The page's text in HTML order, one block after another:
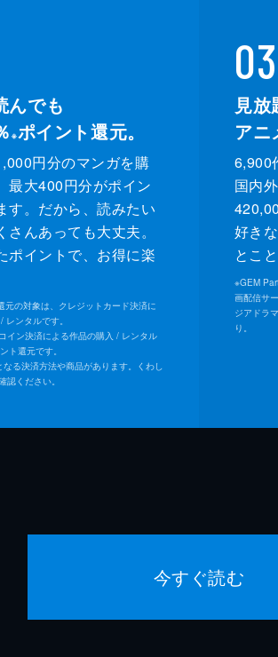
んでも
※ポイント還元。
円分のマンガを購
最大400円分がポイン
す。だから、読みたい
さんあっても大丈夫。
ポイントで、お得に楽
元の対象は、クレジットカード決済に
ンタルです。
イン決済による作品の購入 / レンタル
ト還元です。
る決済方法や商品があります。くわし
認ください。
03
見
アニ
6,900
国内
好き
とこ
※GEM
画配信サ
ジアドラ
り。
今すぐ読む